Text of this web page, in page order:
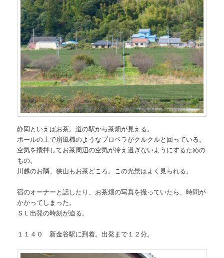
静岡といえばお茶。道の駅から茶畑が見える。
ポールの上で扇風機のようなプロペラがクルクルと回っている。
空気を攪拌してお茶周辺の空気が冷え過ぎないようにするための
もの。
川越のお隣、狭山もお茶どころ。この光景はよく見られる。
宿のオーナーと話したり、お茶畑の写真を撮っていたら、時間が
かかってしまった。
ＳＬ出発の時刻が迫る。
１１４０ 新金谷駅に到着。出発まで１２分。